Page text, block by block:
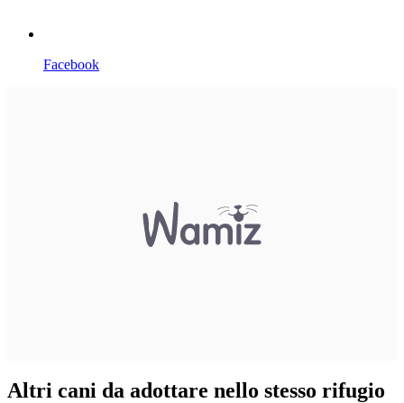
Facebook
Altri cani da adottare nello stesso rifugio